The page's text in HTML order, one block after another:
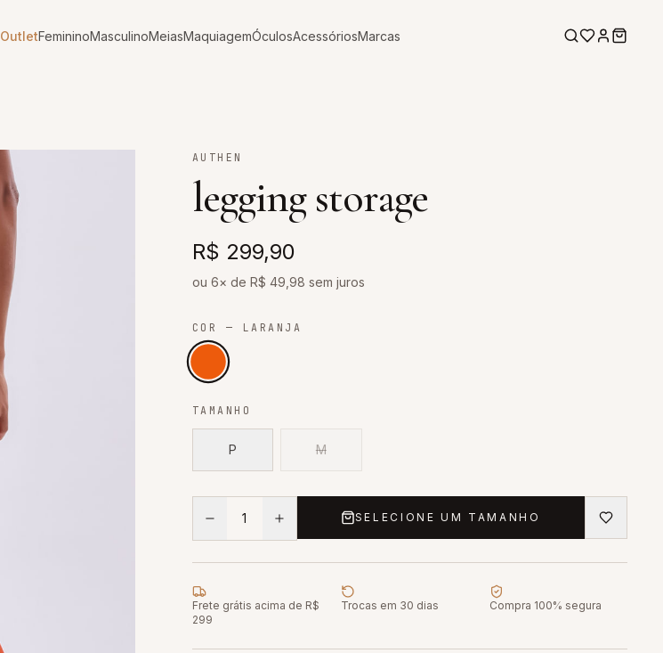
OutletFemininoMasculinoMeiasMaquiagemÓculosAcessóriosMarcas
AUTHEN
legging storage
R$ 299,90
ou 6× de R$ 49,98 sem juros
COR — LARANJA
TAMANHO
P M
1 SELECIONE UM TAMANHO
Frete grátis acima de R$
299
Trocas em 30 dias Compra 100% segura